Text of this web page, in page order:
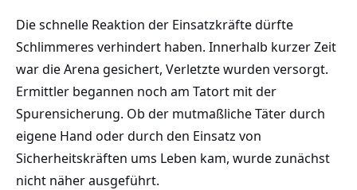
Die schnelle Reaktion der Einsatzkräfte dürfte
Schlimmeres verhindert haben. Innerhalb kurzer Zeit
war die Arena gesichert, Verletzte wurden versorgt.
Ermittler begannen noch am Tatort mit der
Spurensicherung. Ob der mutmaßliche Täter durch
eigene Hand oder durch den Einsatz von
Sicherheitskräften ums Leben kam, wurde zunächst
nicht näher ausgeführt.